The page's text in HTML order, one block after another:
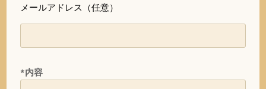
メールアドレス（任意）
*内容